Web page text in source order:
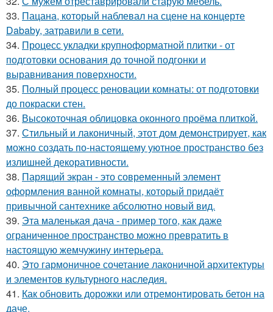
33. Пацана, который наблевал на сцене на концерте
Dababy, затравили в сети.
34. Процесс укладки крупноформатной плитки - от
подготовки основания до точной подгонки и
выравнивания поверхности.
35. Полный процесс реновации комнаты: от подготовки
до покраски стен.
36. Высокоточная облицовка оконного проёма плиткой.
37. Стильный и лаконичный, этот дом демонстрирует, как
можно создать по-настоящему уютное пространство без
излишней декоративности.
38. Парящий экран - это современный элемент
оформления ванной комнаты, который придаёт
привычной сантехнике абсолютно новый вид.
39. Эта маленькая дача - пример того, как даже
ограниченное пространство можно превратить в
настоящую жемчужину интерьера.
40. Это гармоничное сочетание лаконичной архитектуры
и элементов культурного наследия.
41. Как обновить дорожки или отремонтировать бетон на
даче.